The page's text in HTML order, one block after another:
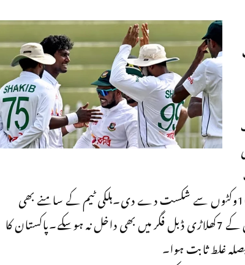
دیا۔بنگلادیش نےپہلےٹیسٹ میچ میں پاکستان کو10وکٹوں سے شکست دے دی۔ہلکی ٹیم کے سامنے بھی
قومی کھلاڑی کے ہاتھ پاؤں پھولے رہے،پاکستان کے 7کھلاڑی ڈبل فگر میں بھی داخل نہ ہوسکے۔پاکستان کا
غلط ثابت ہوا۔